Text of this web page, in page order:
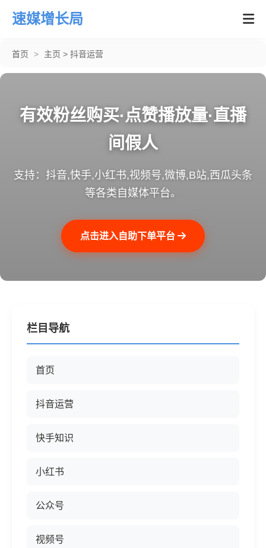
速媒增长局
首页 > 主页 > 抖音运营
有效粉丝购买·点赞播放量·直播
间假人
支持：抖音,快手,小红书,视频号,微博,B站,西瓜头条
等各类自媒体平台。
点击进入自助下单平台
栏目导航
首页
抖音运营
快手知识
小红书
公众号
视频号